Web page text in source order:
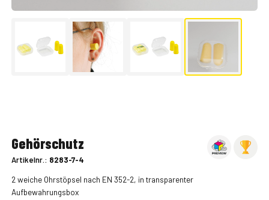
Gehörschutz
Artikelnr.: 8283-7-4
2 weiche Ohrstöpsel nach EN 352-2, in transparenter
Aufbewahrungsbox